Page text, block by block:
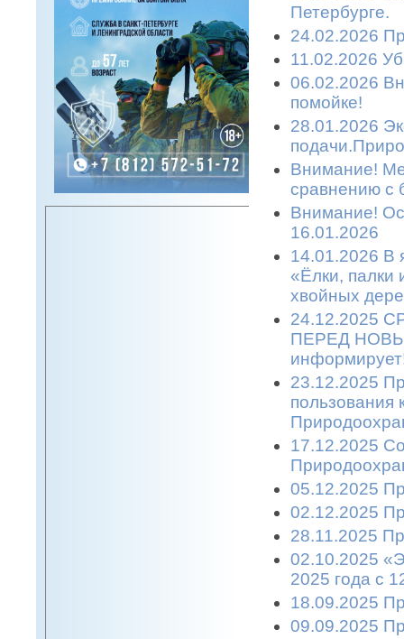
Петербурге.
24.02.2026
11.02.2026
06.02.2026
помойке!
28.01.2026
Внимание!
сравнению с
Внимание!
16.01.2026
14.01.2026 В
«Ёлки, палки
хвойных
24.12.2025
ПЕРЕД
23.12.2025
пользования
17.12.2025
05.12.2025
02.12.2025
28.11.2025
02.10.2025
2025 года с
18.09.2025
09.09.2025